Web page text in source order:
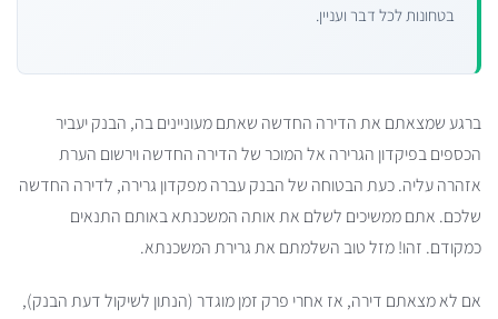
בטחונות לכל דבר ועניין.
ברגע שמצאתם את הדירה החדשה שאתם מעוניינים בה, הבנק יעביר
הכספים בפיקדון הגרירה אל המוכר של הדירה החדשה וירשום הערת
אזהרה עליה. כעת הבטוחה של הבנק עברה מפקדון גרירה, לדירה החדשה
שלכם. אתם ממשיכים לשלם את אותה המשכנתא באותם התנאים
כמקודם. זהו! מזל טוב השלמתם את גרירת המשכנתא.
אם לא מצאתם דירה, אז אחרי פרק זמן מוגדר (הנתון לשיקול דעת הבנק),